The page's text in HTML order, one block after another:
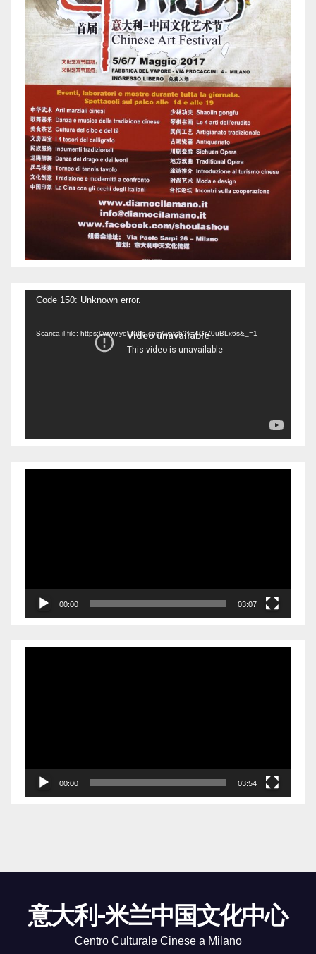
Video
Code 150: Unknown error.
Scarica il file: https://www.youtube.com/watch?v=4GrZ0uBLx6s&_=1
00:00 03:07
00:00 03:54
意大利-米兰中国文化中心
Centro Culturale Cinese a Milano